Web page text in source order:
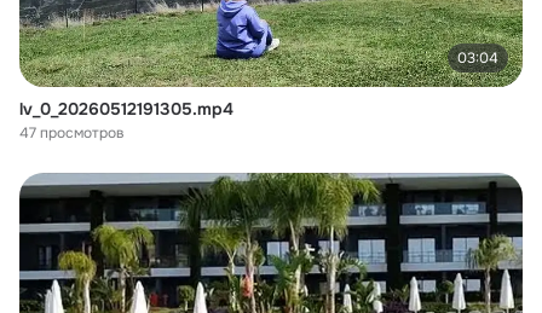
03:04
lv_0_20260512191305.mp4
47 просмотров